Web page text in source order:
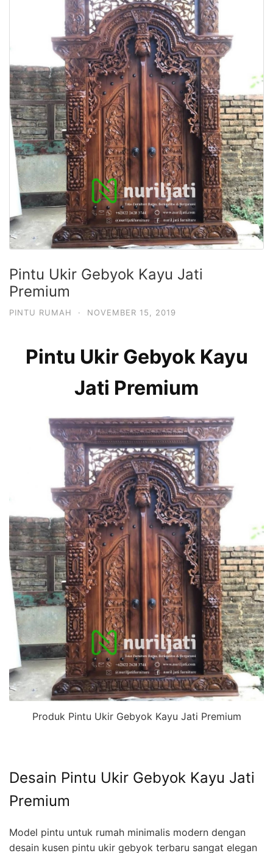
Pintu Ukir Gebyok Kayu Jati
Premium
PINTU RUMAH · NOVEMBER 15, 2019
Pintu Ukir Gebyok Kayu
Jati Premium
Produk Pintu Ukir Gebyok Kayu Jati Premium
Desain Pintu Ukir Gebyok Kayu Jati
Premium
Model pintu untuk rumah minimalis modern dengan
desain kusen pintu ukir gebyok terbaru sangat elegan